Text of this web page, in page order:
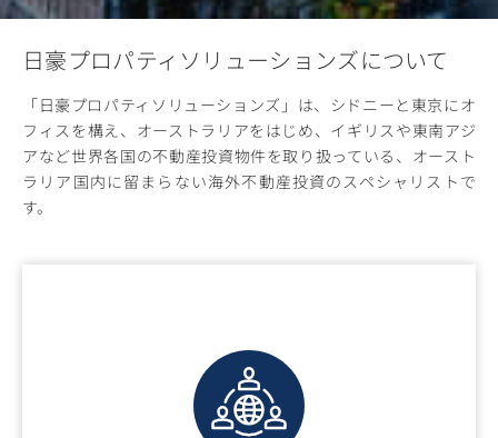
日豪プロパティソリューションズについて
「日豪プロパティソリューションズ」は、シドニーと東京にオ
フィスを構え、オーストラリアをはじめ、イギリスや東南アジ
アなど世界各国の不動産投資物件を取り扱っている、オースト
ラリア国内に留まらない海外不動産投資のスペシャリストで
す。